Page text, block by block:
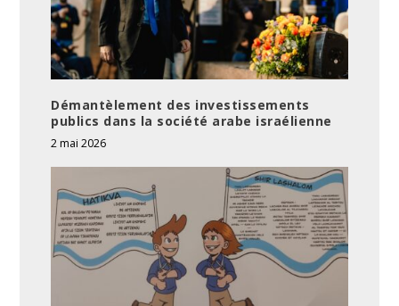
Démantèlement des investissements
publics dans la société arabe israélienne
2 mai 2026